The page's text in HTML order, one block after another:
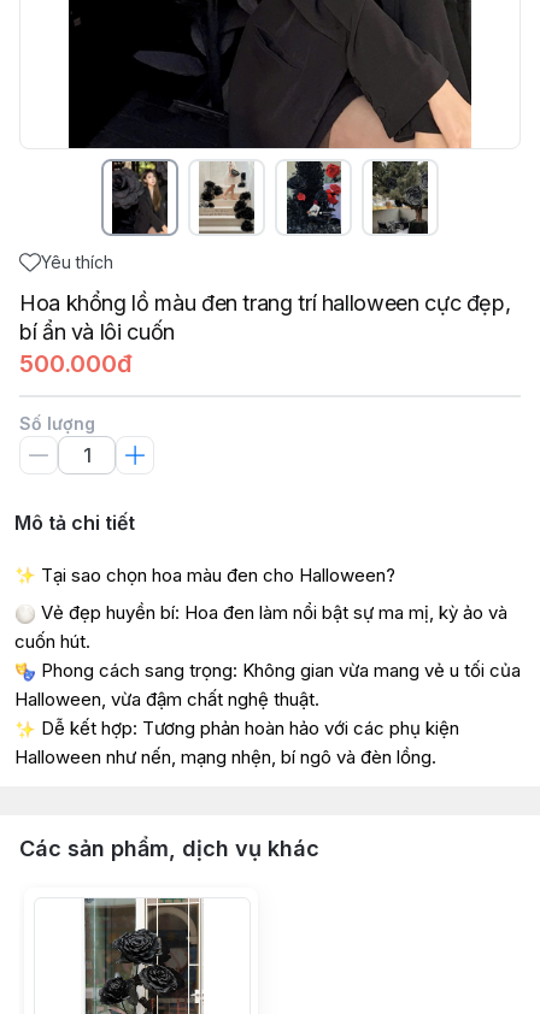
Yêu thích
Hoa khổng lồ màu đen trang trí halloween cực đẹp,
bí ẩn và lôi cuốn
500.000đ
Số lượng
Mô tả chi tiết
Tại sao chọn hoa màu đen cho Halloween?
Vẻ đẹp huyền bí: Hoa đen làm nổi bật sự ma mị, kỳ ảo và
cuốn hút.
Phong cách sang trọng: Không gian vừa mang vẻ u tối của
Halloween, vừa đậm chất nghệ thuật.
Dễ kết hợp: Tương phản hoàn hảo với các phụ kiện
Halloween như nến, mạng nhện, bí ngô và đèn lồng.
Các sản phẩm, dịch vụ khác